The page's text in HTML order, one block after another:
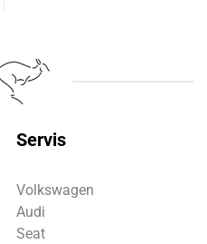
Servis
Volkswagen
Audi
Seat